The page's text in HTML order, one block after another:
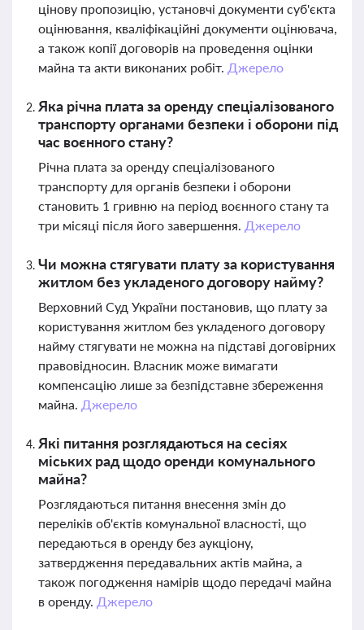
цінову пропозицію, установчі документи суб'єкта
оцінювання, кваліфікаційні документи оцінювача,
а також копії договорів на проведення оцінки
майна та акти виконаних робіт. Джерело
Яка річна плата за оренду спеціалізованого
транспорту органами безпеки і оборони під
час воєнного стану?
Річна плата за оренду спеціалізованого
транспорту для органів безпеки і оборони
становить 1 гривню на період воєнного стану та
три місяці після його завершення. Джерело
Чи можна стягувати плату за користування
житлом без укладеного договору найму?
Верховний Суд України постановив, що плату за
користування житлом без укладеного договору
найму стягувати не можна на підставі договірних
правовідносин. Власник може вимагати
компенсацію лише за безпідставне збереження
майна. Джерело
Які питання розглядаються на сесіях
міських рад щодо оренди комунального
майна?
Розглядаються питання внесення змін до
переліків об'єктів комунальної власності, що
передаються в оренду без аукціону,
затвердження передавальних актів майна, а
також погодження намірів щодо передачі майна
в оренду. Джерело